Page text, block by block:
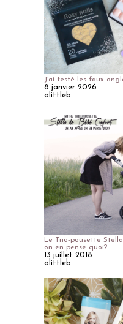
J'ai testé les faux
8 janvier 2026
alittleb
Le Trio-pousette
on en pense quoi?
13 juillet 2018
alittleb